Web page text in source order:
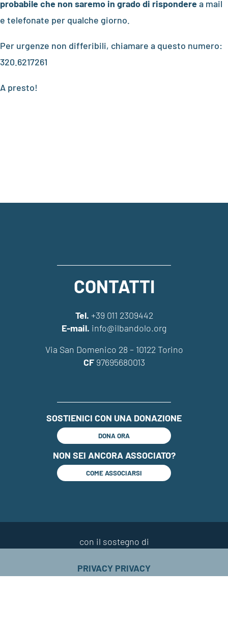
probabile che non saremo in grado di risponderea mail
e telefonate per qualche giorno.
Per urgenze non differibili, chiamare a questo numero:
320.6217261
A presto!
CONTATTI
Tel. +39 011 2309442
E-mail. info@ilbandolo.org
Via San Domenico 28 – 10122 Torino
CF97695680013
SOSTIENICI CON UNA DONAZIONE
DONA ORA
NON SEI ANCORA ASSOCIATO?
COME ASSOCIARSI
con il sostegno di
PRIVACY PRIVACY